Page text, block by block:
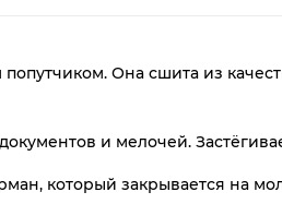
Она сшита из
и мелочей.
который закрывается на